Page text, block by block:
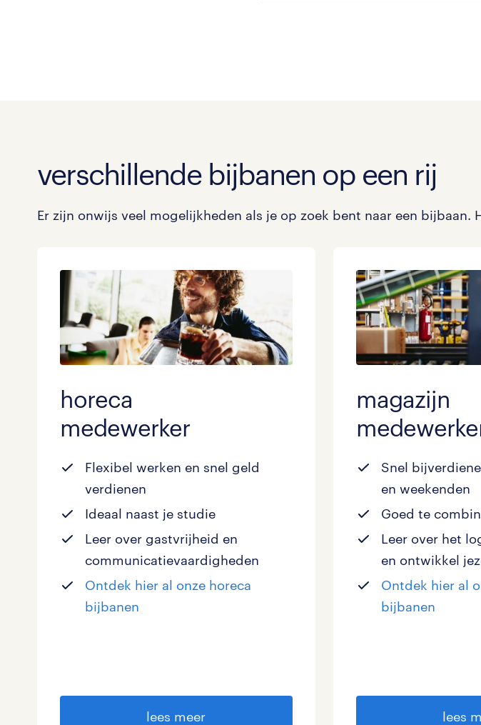
verschillende bijbanen op een rij
Er zijn onwijs veel mogelijkheden als je op zoek bent naar een
horeca
medewerker
Flexibel werken en snel geld
verdienen
Ideaal naast je studie
Leer over gastvrijheid en
communicatievaardigheden
Ontdek hier al onze horeca
bijbanen
lees meer
magazijn
Snel
en weekenden
Goed te
Leer over het
en ontwikkel
Ontdek hier al
bijbanen
lees